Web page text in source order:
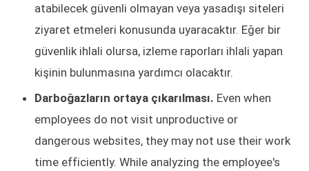
atabilecek güvenli olmayan veya yasadışı siteleri
ziyaret etmeleri konusunda uyaracaktır. Eğer bir
güvenlik ihlali olursa, izleme raporları ihlali yapan
kişinin bulunmasına yardımcı olacaktır.
Darboğazların ortaya çıkarılması. Even when
employees do not visit unproductive or
dangerous websites, they may not use their work
time efficiently. While analyzing the employee's